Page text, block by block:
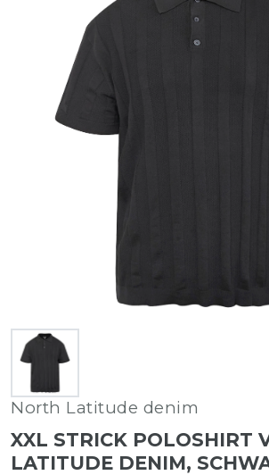
North Latitude denim
XXL STRICK POLOSHIRT
LATITUDE DENIM,